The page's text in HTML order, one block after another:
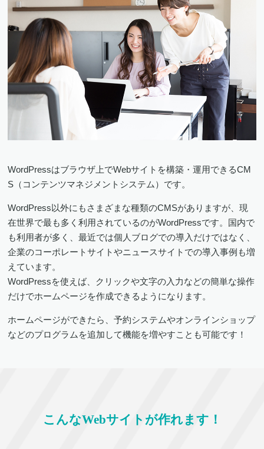
WordPressはブラウザ上でWebサイトを構築・運用できるCM
S（コンテンツマネジメントシステム）です。
WordPress以外にもさまざまな種類のCMSがありますが、現
在世界で最も多く利用されているのがWordPressです。国内で
も利用者が多く、最近では個人ブログでの導入だけではなく、
企業のコーポレートサイトやニュースサイトでの導入事例も増
えています。
WordPressを使えば、クリックや文字の入力などの簡単な操作
だけでホームページを作成できるようになります。
ホームページができたら、予約システムやオンラインショップ
などのプログラムを追加して機能を増やすことも可能です！
こんなWebサイトが作れます！